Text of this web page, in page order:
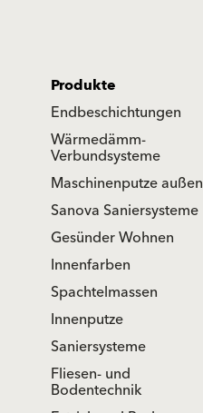
Produkte
Endbeschichtungen
Wärmedämm-
Verbundsysteme
Maschinenputze außen
Sanova Saniersysteme
Gesünder Wohnen
Innenfarben
Spachtelmassen
Innenputze
Saniersysteme
Fliesen- und
Bodentechnik